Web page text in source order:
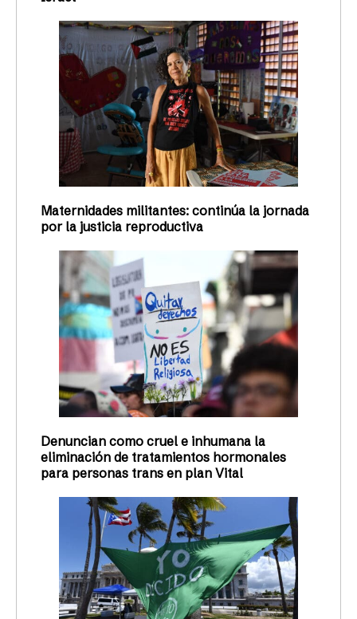
Maternidades militantes: continúa la jornada
por la justicia reproductiva
Denuncian como cruel e inhumana la
eliminación de tratamientos hormonales
para personas trans en plan Vital